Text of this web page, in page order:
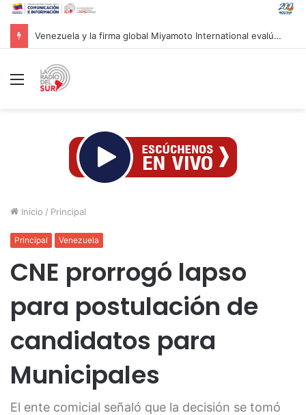
Venezuela y la firma global Miyamoto International evalúan proyectos para reforzar la resiliencia sísmica nacional
Menú
Inicio / Principal
Principal Venezuela
CNE prorrogó lapso
para postulación de
candidatos para
Municipales
El ente comicial señaló que la decisión se tomó